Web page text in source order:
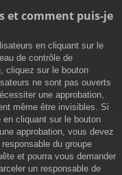
et comment puis-je
en cliquant sur le
de contrôle de
cliquez sur le bouton
ne sont pas ouverts
une approbation,
même être invisibles. Si
en cliquant sur le bouton
approbation, vous devez
du groupe
et pourra vous demander
un responsable de